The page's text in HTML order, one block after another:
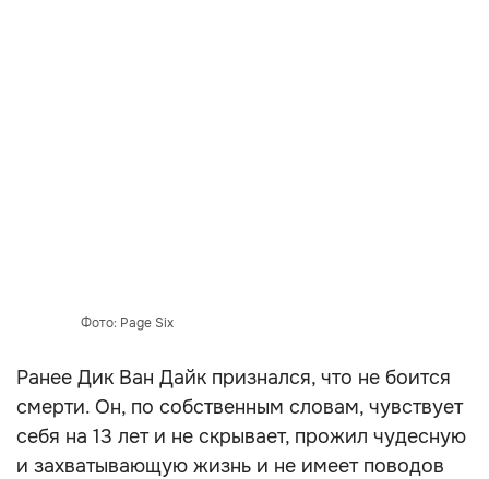
Фото: Page Six
Ранее Дик Ван Дайк признался, что не боится
смерти. Он, по собственным словам, чувствует
себя на 13 лет и не скрывает, прожил чудесную
и захватывающую жизнь и не имеет поводов